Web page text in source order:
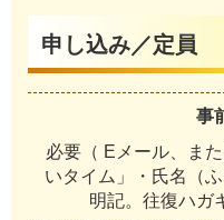
申し込み／定員
事
必要（ Eメール、ま
いタイム」・氏名（
明記。往復ハガ